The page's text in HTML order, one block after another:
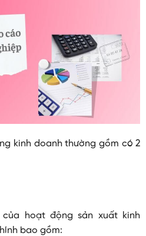
kinh doanh thường gồm có 2
hoạt động sản xuất kinh
bao gồm: